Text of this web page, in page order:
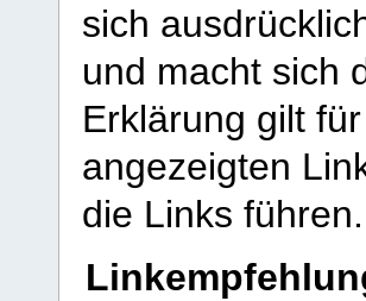
sich
und macht sich
Erklärung gilt
angezeigten
die Links führen.